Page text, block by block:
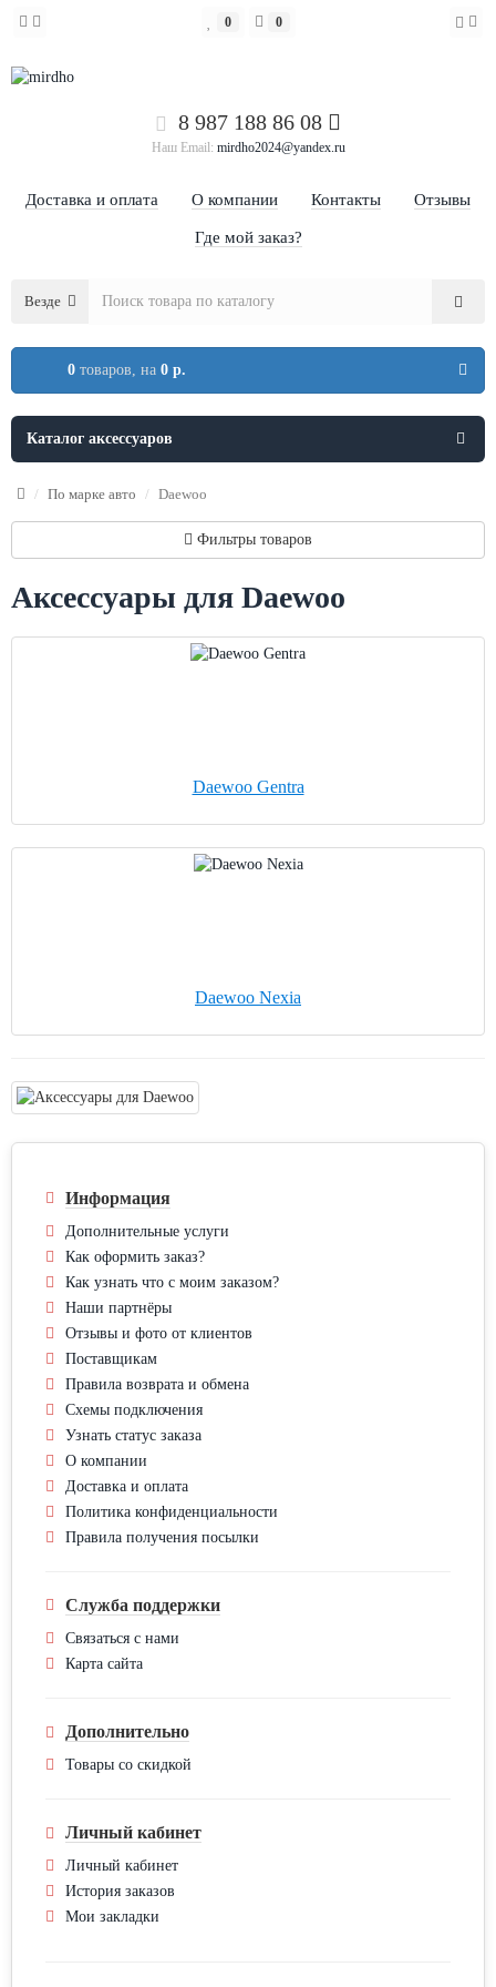
0 0
8 987 188 86 08
Наш Email: mirdho2024@yandex.ru
Доставка и оплата О компании Контакты Отзывы
Где мой заказ?
Везде
0 товаров, на 0 р.
Каталог аксессуаров
По марке авто Daewoo
Фильтры товаров
Аксессуары для Daewoo
Daewoo Gentra
Daewoo Nexia
Информация
Дополнительные услуги
Как оформить заказ?
Как узнать что с моим заказом?
Наши партнёры
Отзывы и фото от клиентов
Поставщикам
Правила возврата и обмена
Схемы подключения
Узнать статус заказа
О компании
Доставка и оплата
Политика конфиденциальности
Правила получения посылки
Служба поддержки
Связаться с нами
Карта сайта
Дополнительно
Товары со скидкой
Личный кабинет
Личный кабинет
История заказов
Мои закладки